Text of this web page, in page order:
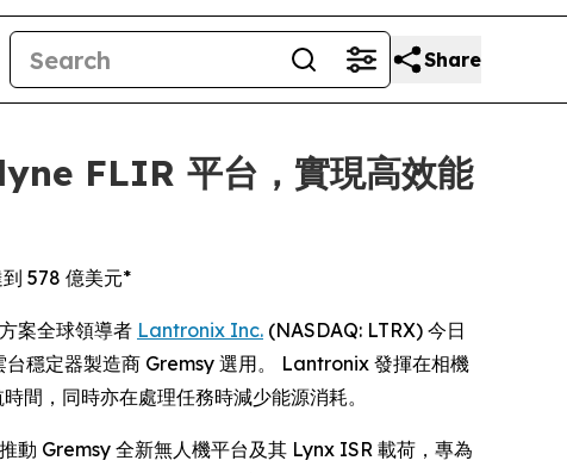
Share
FLIR 平台，實現高效能
578 億美元*
案全球領導者 Lantronix Inc. (NASDAQ: LTRX) 今日
穩定器製造商 Gremsy 選用。 Lantronix 發揮在相機
間，同時亦在處理任務時減少能源消耗。
動 Gremsy 全新無人機平台及其 Lynx ISR 載荷，專為